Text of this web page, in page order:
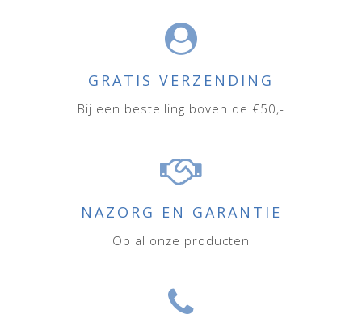
GRATIS VERZENDING
Bij een bestelling boven de €50,-
NAZORG EN GARANTIE
Op al onze producten